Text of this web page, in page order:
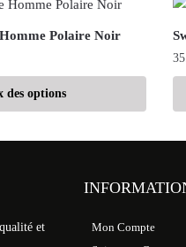
Polaire Noir
des options
et
Mon Compte